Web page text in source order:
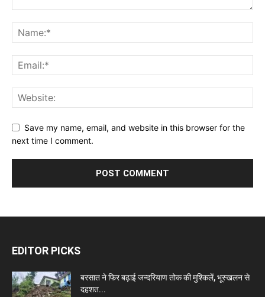
Save my name, email, and website in this browser for the
next time I comment.
EDITOR PICKS
बरसात ने फिर बढ़ाई जन्दरियाण तोक की मुश्किलें, भूस्खलन से
दहशत...